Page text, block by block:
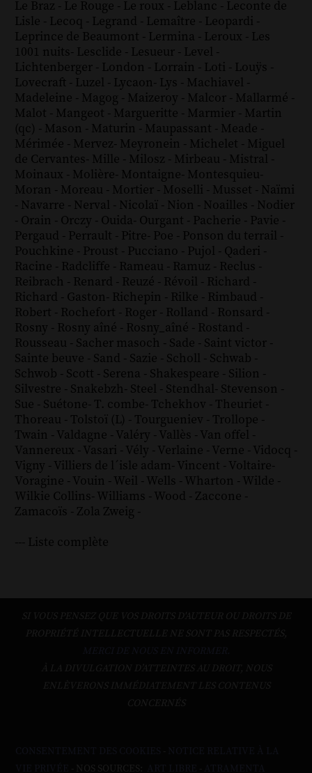
Le Braz - Le Rouge - Le roux - Leblanc - Leconte de
Lisle - Lecoq - Legrand - Lemaître - Leopardi -
Leprince de Beaumont - Lermina - Leroux - Les
1001 nuits- Lesclide - Lesueur - Level -
Lichtenberger - London - Lorrain - Loti - Louÿs -
Lovecraft - Luzel - Lycaon- Lys - Machiavel -
Madeleine - Magog - Maizeroy - Malcor - Mallarmé -
Malot - Mangeot - Margueritte - Marmier - Martin
(qc) - Mason - Maturin - Maupassant - Meade -
Mérimée - Mervez- Meyronein - Michelet - Miguel
de Cervantes- Mille - Milosz - Mirbeau - Mistral -
Moinaux - Molière- Montaigne- Montesquieu-
Moran - Moreau - Mortier - Moselli - Musset - Naïmi
- Navarre - Nerval - Nicolaï - Nion - Noailles - Nodier
- Orain - Orczy - Ouida- Ourgant - Pacherie - Pavie -
Pergaud - Perrault - Pitre- Poe - Ponson du terrail -
Pouchkine - Proust - Pucciano - Pujol - Qaderi -
Racine - Radcliffe - Rameau - Ramuz - Reclus -
Reibrach - Renard - Reuzé - Révoil - Richard -
Richard - Gaston- Richepin - Rilke - Rimbaud -
Robert - Rochefort - Roger - Rolland - Ronsard -
Rosny - Rosny aîné - Rosny_aîné - Rostand -
Rousseau - Sacher masoch - Sade - Saint victor -
Sainte beuve - Sand - Sazie - Scholl - Schwab -
Schwob - Scott - Serena - Shakespeare - Silion -
Silvestre - Snakebzh- Steel - Stendhal- Stevenson -
Sue - Suétone- T. combe- Tchekhov - Theuriet -
Thoreau - Tolstoï (L) - Tourgueniev - Trollope -
Twain - Valdagne - Valéry - Vallès - Van offel -
Vannereux - Vasari - Vély - Verlaine - Verne - Vidocq -
Vigny - Villiers de l´isle adam- Vincent - Voltaire-
Voragine - Vouin - Weil - Wells - Wharton - Wilde -
Wilkie Collins- Williams - Wood - Zaccone -
Zamacoïs - Zola Zweig -
--- Liste complète